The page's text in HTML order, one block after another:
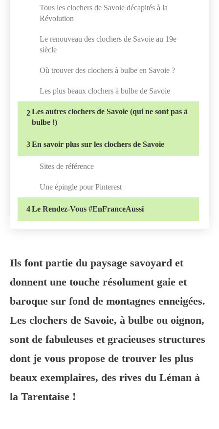
Tous les clochers de Savoie décapités à la
Révolution
Le renouveau des clochers de Savoie au 19e
siècle
Où trouver des clochers à bulbe en Savoie ?
Les plus beaux clochers à bulbe de Savoie
2Les autres clochers de Savoie (qui ne sont pas à
bulbe !)
3En savoir plus sur les clochers de Savoie
Sites de référence
Une épingle pour Pinterest
4Le Rendez-Vous #EnFranceAussi
Ils font partie du paysage savoyard et
donnent une touche résolument gaie et
baroque sur fond de montagnes enneigées.
Les clochers de Savoie, à bulbe ou oignon,
sont de fabuleuses et gracieuses structures
dont je vous propose de trouver les plus
beaux exemplaires, des rives du Léman à
la Tarentaise !